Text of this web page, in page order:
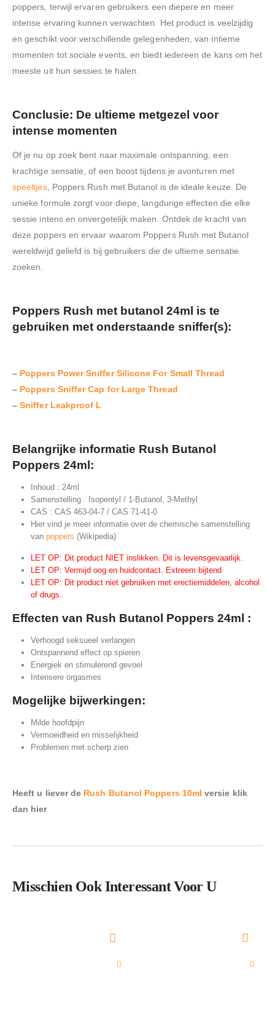
poppers, terwijl ervaren gebruikers een diepere en meer
intense ervaring kunnen verwachten. Het product is veelzijdig
en geschikt voor verschillende gelegenheden, van intieme
momenten tot sociale events, en biedt iedereen de kans om het
meeste uit hun sessies te halen.
Conclusie: De ultieme metgezel voor
intense momenten
Of je nu op zoek bent naar maximale ontspanning, een
krachtige sensatie, of een boost tijdens je avonturen met
speeltjes, Poppers Rush met Butanol is de ideale keuze. De
unieke formule zorgt voor diepe, langdurige effecten die elke
sessie intens en onvergetelijk maken. Ontdek de kracht van
deze poppers en ervaar waarom Poppers Rush met Butanol
wereldwijd geliefd is bij gebruikers die de ultieme sensatie
zoeken.
Poppers Rush met butanol 24ml is te
gebruiken met onderstaande sniffer(s):
– Poppers Power Sniffer Silicone For Small Thread
– Poppers Sniffer Cap for Large Thread
–Sniffer Leakproof L
Belangrijke informatie Rush Butanol
Poppers 24ml:
Inhoud : 24ml
Samenstelling : Isopentyl / 1-Butanol, 3-Methyl
CAS : CAS 463-04-7 / CAS 71-41-0
Hier vind je meer informatie over de chemische samenstelling
van poppers (Wikipedia)
LET OP: Dit product NIET inslikken. Dit is levensgevaarlijk.
LET OP: Vermijd oog en huidcontact. Extreem bijtend
LET OP: Dit product niet gebruiken met erectiemiddelen, alcohol
of drugs.
Effecten van Rush Butanol Poppers 24ml :
Verhoogd seksueel verlangen
Ontspannend effect op spieren
Energiek en stimulerend gevoel
Intensere orgasmes
Mogelijke bijwerkingen:
Milde hoofdpijn
Vermoeidheid en misselijkheid
Problemen met scherp zien
Heeft u liever de Rush Butanol Poppers 10ml versie klik
dan hier
Misschien Ook Interessant Voor U